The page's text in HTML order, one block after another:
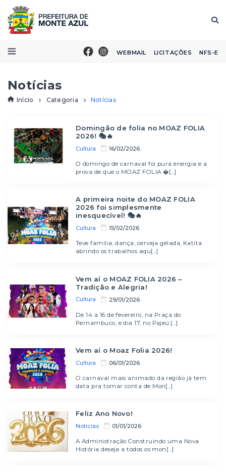
WEBMAIL LICITAÇÕES NFS-E
Notícias
Início Categoria Notícias
Cultura 16/02/2026
Domingão de folia no MOAZ FOLIA
2026! 🎭🔥
O domingo de carnaval foi pura energia e a
prova de que o MOAZ FOLIA �[...]
Cultura 15/02/2026
A primeira noite do MOAZ FOLIA
2026 foi simplesmente
inesquecível! 🎭🔥
Teve família, dança, cerveja gelada, Katita
abrindo os trabalhos aqu[...]
Cultura 29/01/2026
Vem aí o MOAZ FOLIA 2026 –
Tradição e Alegria!
De 14 a 16 de fevereiro, na Praça do
Pernambuco, e dia 17, no Pajeú.[...]
Cultura 06/01/2026
Vem aí o Moaz Folia 2026!
O carnaval mais animado da região já tem
data pra tomar conta de Mon[...]
Notícias 01/01/2026
Feliz Ano Novo!
A Administração Construindo uma Nova
História deseja a todos os mon[...]